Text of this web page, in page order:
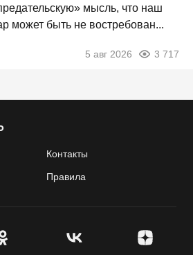
мысль, что наш
может быть не востребован...
5 авг 2026 3 717
Контакты
Правила